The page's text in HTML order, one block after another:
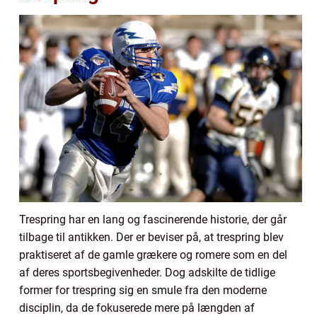
Trespring har en lang og fascinerende historie, der går
tilbage til antikken. Der er beviser på, at trespring blev
praktiseret af de gamle grækere og romere som en del
af deres sportsbegivenheder. Dog adskilte de tidlige
former for trespring sig en smule fra den moderne
disciplin, da de fokuserede mere på længden af